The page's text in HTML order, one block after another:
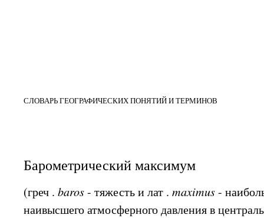
СЛОВАРЬ ГЕОГРАФИЧЕСКИХ ПОНЯТИЙ И ТЕРМИНОВ
Барометрический максимум
(греч .baros- тяжесть и лат .maximus-
наивысшего атмосферного давления в